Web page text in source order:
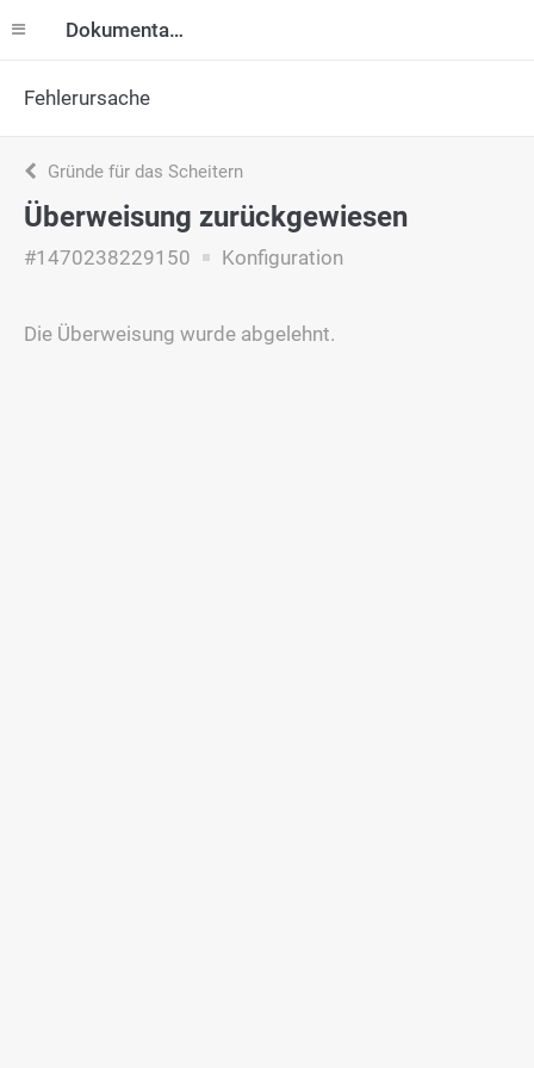
Dokumentation
Fehlerursache
Gründe für das Scheitern
Überweisung zurückgewiesen
#1470238229150 Konfiguration
Die Überweisung wurde abgelehnt.